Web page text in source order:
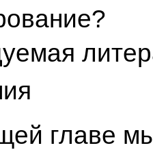
главе